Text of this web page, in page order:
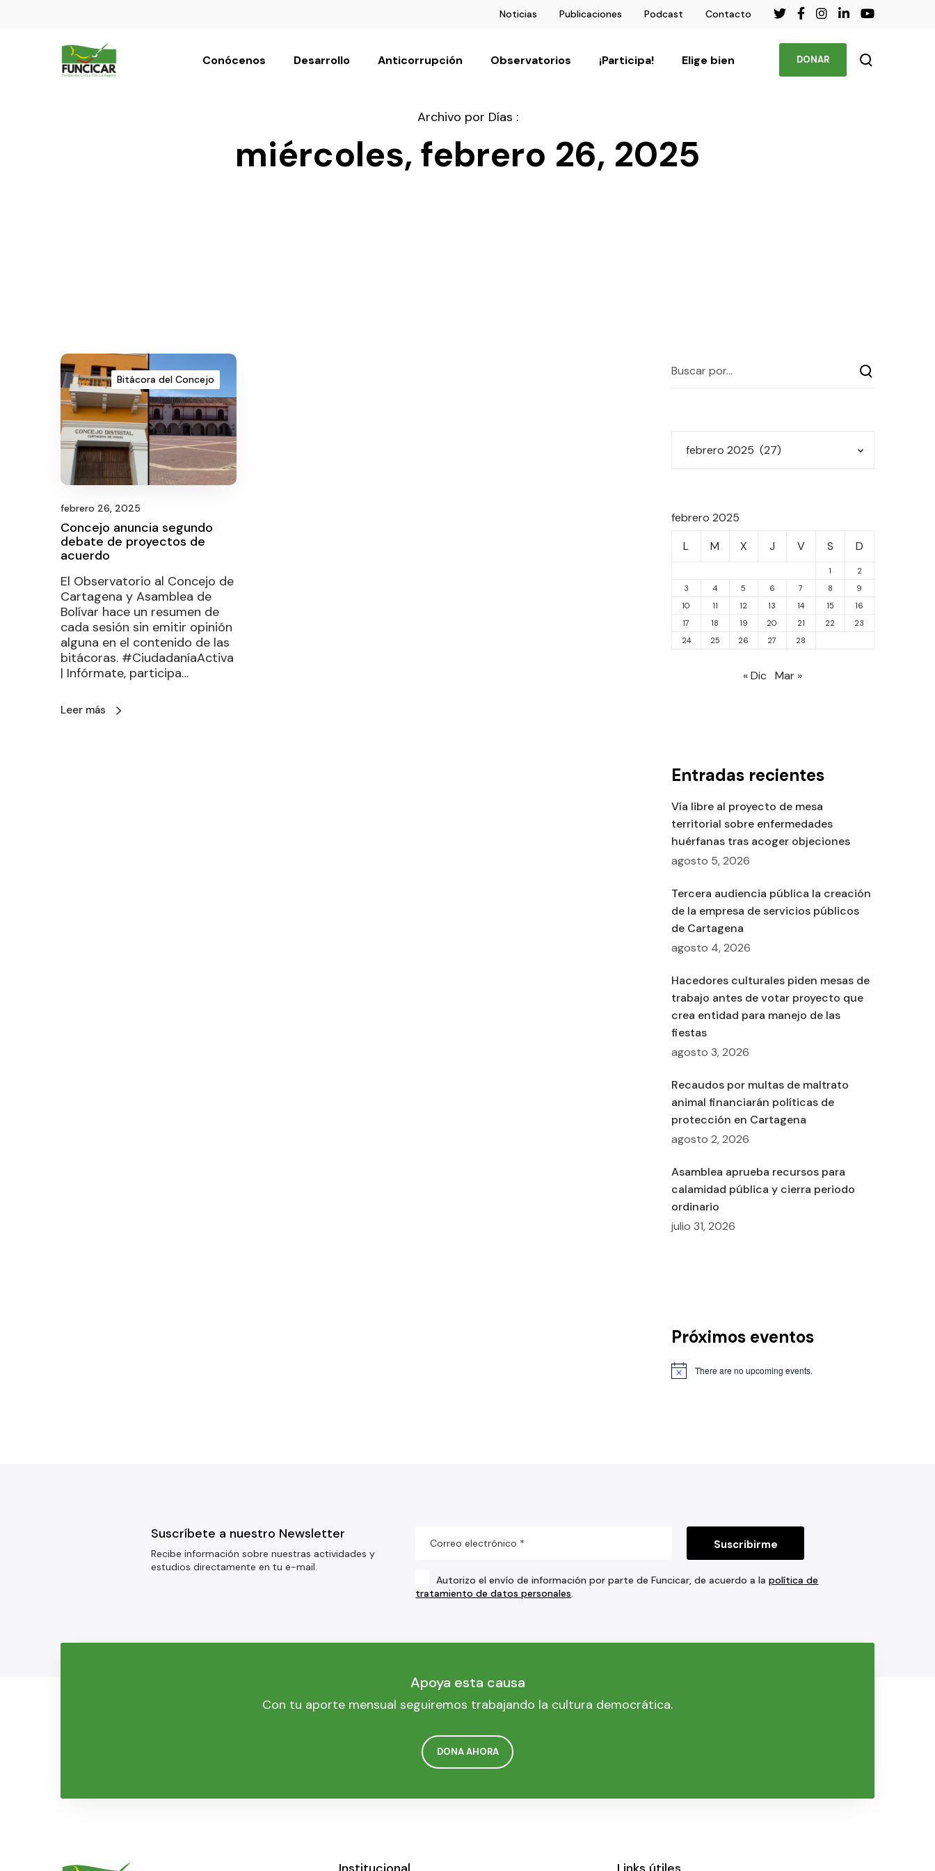
Noticias Publicaciones Podcast Contacto
Conócenos Desarrollo Anticorrupción Observatorios ¡Participa! Elige bien DONAR
Archivo por Días :
miércoles, febrero 26, 2025
Bitácora del Concejo
febrero 26, 2025
Concejo anuncia segundo
debate de proyectos de
acuerdo
El Observatorio al Concejo de
Cartagena y Asamblea de
Bolívar hace un resumen de
cada sesión sin emitir opinión
alguna en el contenido de las
bitácoras. #CiudadaníaActiva
| Infórmate, participa…
Leer más
febrero 2025
L
M X J V S D
1
2
3
4 5 6 7 8
9
10
11 12 13 14 15
16
17
18 19 20 21 22
23
24
25 26 27 28
« Dic Mar »
Entradas recientes
Vía libre al proyecto de mesa
territorial sobre enfermedades
huérfanas tras acoger objeciones
agosto 5, 2026
Tercera audiencia pública la creación
de la empresa de servicios públicos
de Cartagena
agosto 4, 2026
Hacedores culturales piden mesas de
trabajo antes de votar proyecto que
crea entidad para manejo de las
fiestas
agosto 3, 2026
Recaudos por multas de maltrato
animal financiarán políticas de
protección en Cartagena
agosto 2, 2026
Asamblea aprueba recursos para
calamidad pública y cierra periodo
ordinario
julio 31, 2026
Próximos eventos
There are no upcoming events.
Suscríbete a nuestro Newsletter
Recibe información sobre nuestras actividades y
estudios directamente en tu e-mail.
Autorizo el envío de información por parte de Funcicar, de acuerdo a lapolítica de
tratamiento de datos personales.
Apoya esta causa
Con tu aporte mensual seguiremos trabajando la cultura democrática.
DONA AHORA